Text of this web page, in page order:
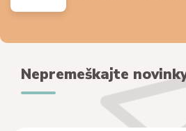
Nepremeškajte